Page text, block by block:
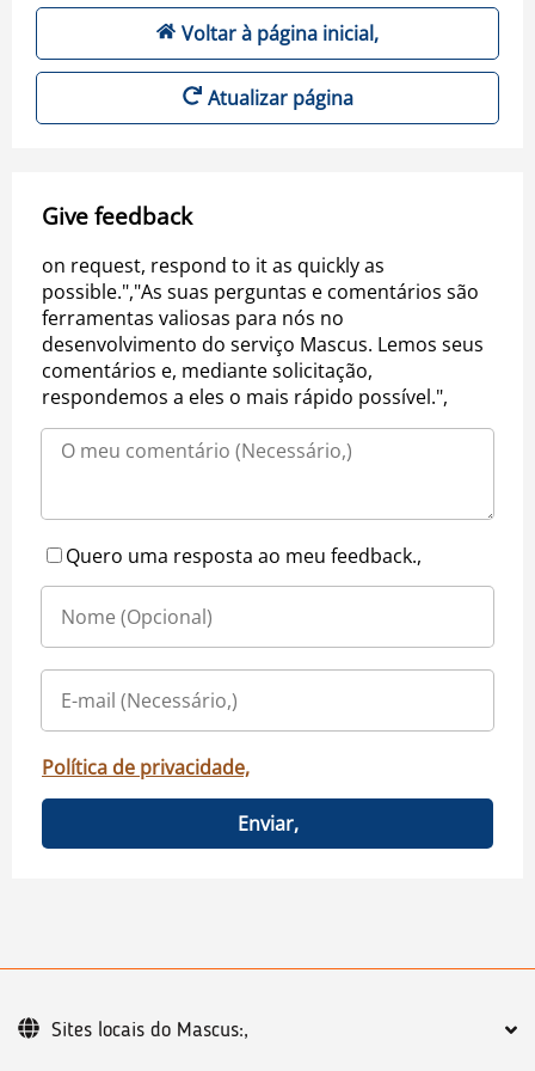
Voltar à página inicial,
Atualizar página
Give feedback
on request, respond to it as quickly as
possible.","As suas perguntas e comentários são
ferramentas valiosas para nós no
desenvolvimento do serviço Mascus. Lemos seus
comentários e, mediante solicitação,
respondemos a eles o mais rápido possível.",
Quero uma resposta ao meu feedback.,
Política de privacidade,
Enviar,
Sites locais do Mascus:,